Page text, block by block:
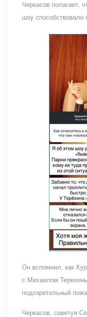
Черкасов полагает,
шоу способствовало
Он вспомнил, как
с Михаилом
подозрительный
Черкасов, советуя